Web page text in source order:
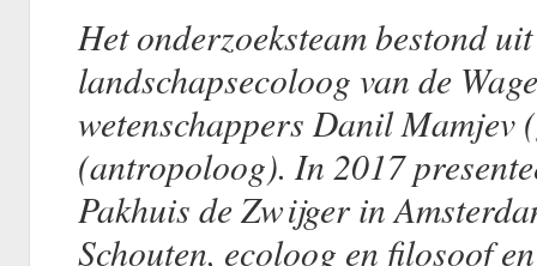
Het onderzoeksteam bestond
landschapsecoloog van de
wetenschappers Danil Mamjev
(antropoloog).In 2017
Pakhuis de Zwijger in
Schouten, ecoloog en filosoof